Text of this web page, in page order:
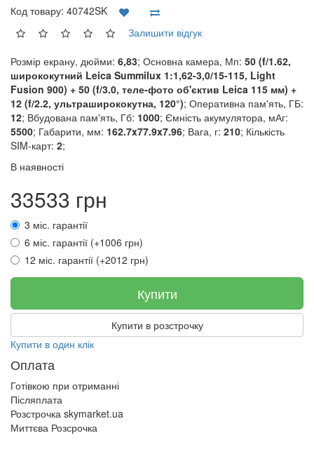
Код товару: 40742SK
Залишити відгук
Розмір екрану, дюйми: 6,83; Основна камера, Мп: 50 (f/1.62,
ширококутний Leica Summilux 1:1,62-3,0/15-115, Light
Fusion 900) + 50 (f/3.0, теле-фото об'єктив Leica 115 мм) +
12 (f/2.2, ультраширококутна, 120°); Оперативна пам'ять, ГБ:
12; Вбудована пам'ять, Гб: 1000; Ємність акумулятора, мАг:
5500; Габарити, мм: 162.7x77.9x7.96; Вага, г: 210; Кількість
SIM-карт: 2;
В наявності
33533 грн
3 міс. гарантії
6 міс. гарантії (+1006 грн)
12 міс. гарантії (+2012 грн)
Купити
Купити в розстрочку
Купити в один клік
Оплата
Готівкою при отриманні
Післяплата
Розстрочка skymarket.ua
Миттєва Розсрочка